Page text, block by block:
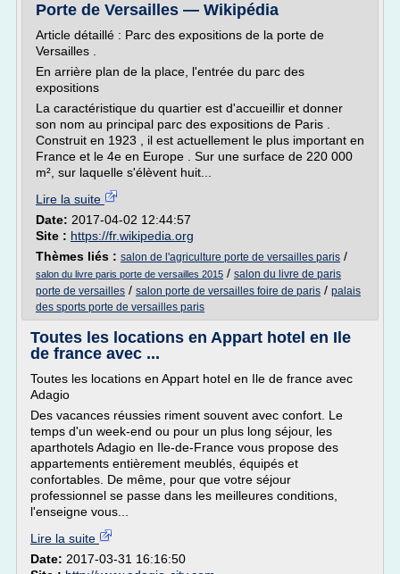
Porte de Versailles — Wikipédia
Article détaillé : Parc des expositions de la porte de
Versailles .
En arrière plan de la place, l'entrée du parc des
expositions
La caractéristique du quartier est d'accueillir et donner
son nom au principal parc des expositions de Paris .
Construit en 1923 , il est actuellement le plus important en
France et le 4e en Europe . Sur une surface de 220 000
m², sur laquelle s'élèvent huit...
Lire la suite
Date: 2017-04-02 12:44:57
Site : https://fr.wikipedia.org
Thèmes liés : salon de l'agriculture porte de versailles paris /
salon du livre paris porte de versailles 2015 / salon du livre de paris
porte de versailles / salon porte de versailles foire de paris / palais
des sports porte de versailles paris
Toutes les locations en Appart hotel en Ile
de france avec ...
Toutes les locations en Appart hotel en Ile de france avec
Adagio
Des vacances réussies riment souvent avec confort. Le
temps d'un week-end ou pour un plus long séjour, les
aparthotels Adagio en Ile-de-France vous propose des
appartements entièrement meublés, équipés et
confortables. De même, pour que votre séjour
professionnel se passe dans les meilleures conditions,
l'enseigne vous...
Lire la suite
Date: 2017-03-31 16:16:50